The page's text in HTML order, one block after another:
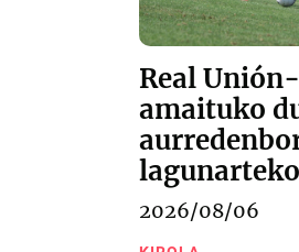
Real
amaituko
2026/08/06